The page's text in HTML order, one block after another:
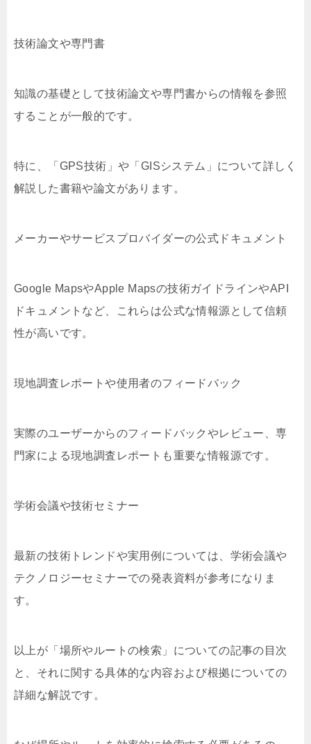
技術論文や専門書
知識の基礎として技術論文や専門書からの情報を参照
することが一般的です。
特に、「GPS技術」や「GISシステム」について詳しく
解説した書籍や論文があります。
メーカーやサービスプロバイダーの公式ドキュメント
Google MapsやApple Mapsの技術ガイドラインやAPI
ドキュメントなど、これらは公式な情報源として信頼
性が高いです。
現地調査レポートや使用者のフィードバック
実際のユーザーからのフィードバックやレビュー、専
門家による現地調査レポートも重要な情報源です。
学術会議や技術セミナー
最新の技術トレンドや実用例については、学術会議や
テクノロジーセミナーでの発表資料が参考になりま
す。
以上が「場所やルートの検索」についての記事の目次
と、それに関する具体的な内容および根拠についての
詳細な解説です。